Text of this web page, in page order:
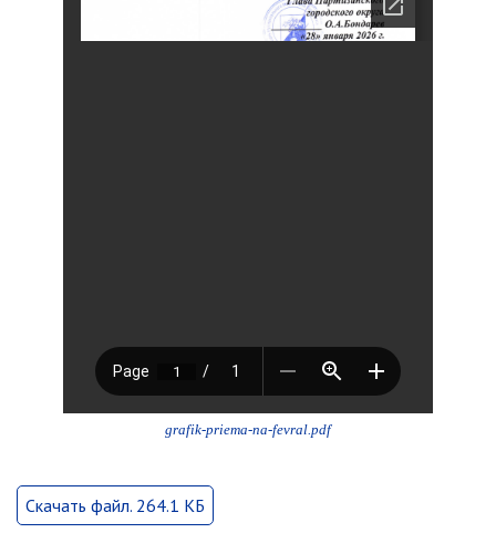
февраль 2025 г.
январь 2025 г.
Администрация
СТРУКТУРА
Глава МО г. Партизанск
grafik-priema-na-fevral.pdf
Скачать файл. 264.1 КБ